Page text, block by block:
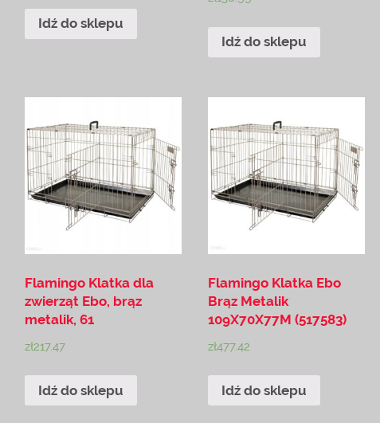
Idź do sklepu
Idź do sklepu
Flamingo Klatka dla
zwierząt Ebo, brąz
metalik, 61
zł217.47
Idź do sklepu
Flamingo Klatka Ebo
Brąz Metalik
109X70X77M (517583)
zł477.42
Idź do sklepu